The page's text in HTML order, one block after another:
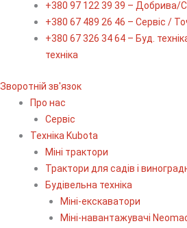
+380 97 122 39 39 – Добрива/
+380 67 489 26 46 – Сервіс /
+380 67 326 34 64 – Буд.
техніка
Зворотній зв'язок
Про нас
Сервіс
Технiка Kubota
Міні трактори
Трактори для садів і
Будівельна техніка
Міні-екскаватори
Міні-навантажувачі